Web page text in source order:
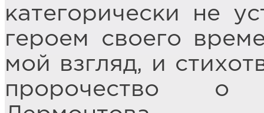
категорически не
героем своего
мой взгляд, и
пророчество о